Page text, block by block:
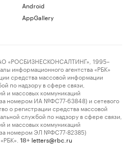
Android
AppGallery
«РОСБИЗНЕСКОНСАЛТИНГ», 1995–
информационного агентства «РБК»
средства массовой информации
по надзору в сфере связи,
и массовых коммуникаций
номером ИА №ФС77-63848) и сетевого
о регистрации средства массовой
службой по надзору в сфере связи,
и массовых коммуникаций
номером ЭЛ №ФС77-82385)
18+ letters@rbc.ru